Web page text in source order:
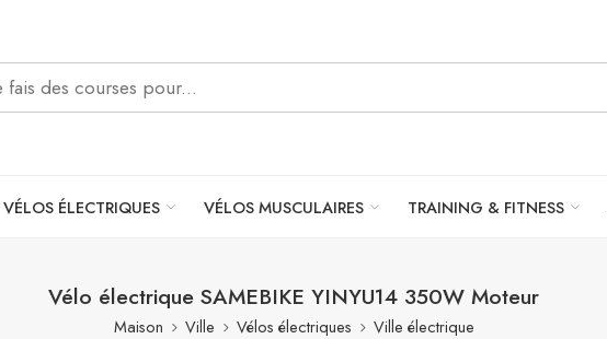
VÉLOS ÉLECTRIQUES VÉLOS MUSCULAIRES TRAINING & FITNESS
Vélo électrique SAMEBIKE YINYU14 350W Moteur
Maison Ville Vélos électriques Ville électrique